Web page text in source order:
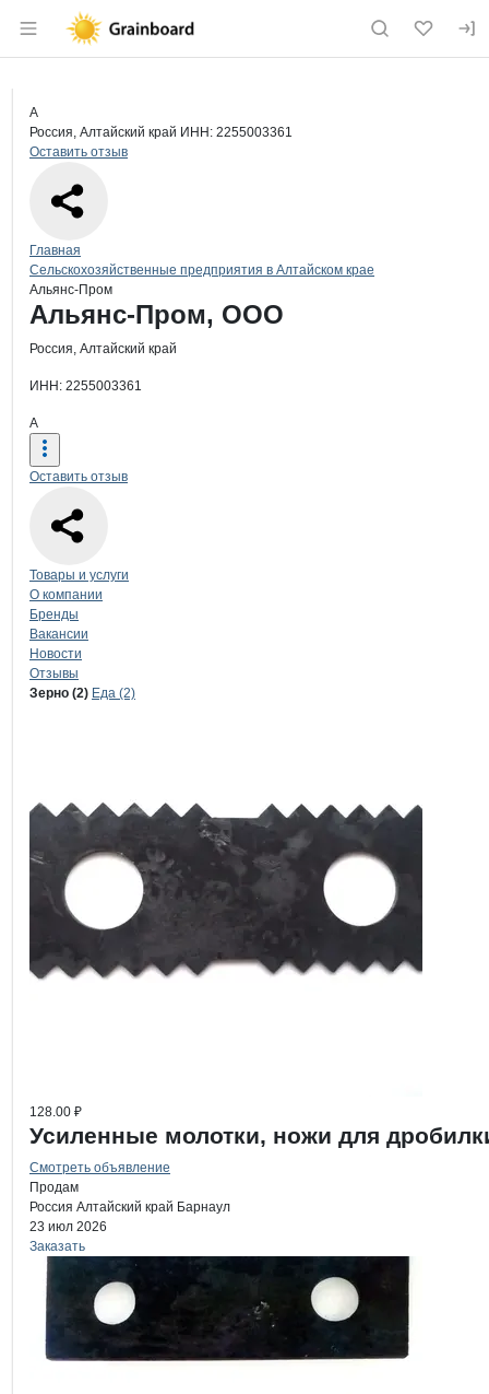
Раздел навигации по сайту
Страница компании
Страница компании
Краткая информация о компании
А
Россия, Алтайский край ИНН: 2255003361
Оставить отзыв
Навигация по сайту
Главная
Сельскохозяйственные предприятия в Алтайском крае
Альянс-Пром
Основная информация о компании
Альянс-Пром, ООО
Россия, Алтайский край
ИНН: 2255003361
А
Оставить отзыв
Навигация по странице
Товары и услуги
О компании
Бренды
Вакансии
Новости
Отзывы
Продукция
Навигация по продуктам
Зерно (2) Еда (2)
128.00 ₽
Усиленные молотки, ножи для
Смотреть объявление
Продам
Россия Алтайский край Барнаул
23 июл 2026
Заказать